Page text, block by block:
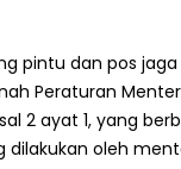
pintu dan pos
Peraturan
2 ayat 1, yang
dilakukan oleh